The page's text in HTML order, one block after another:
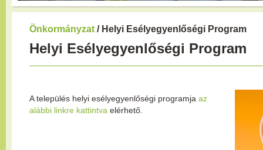
Önkormányzat / Helyi Esélyegyenlőségi Program
Helyi Esélyegyenlőségi Program
A település helyi esélyegyenlőségi programja az
alábbi linkre kattintva elérhető.